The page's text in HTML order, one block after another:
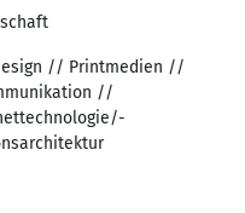
// Printmedien //
//